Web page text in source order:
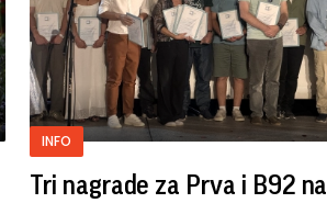
INFO
Tri nagrade za Prva i B92 na